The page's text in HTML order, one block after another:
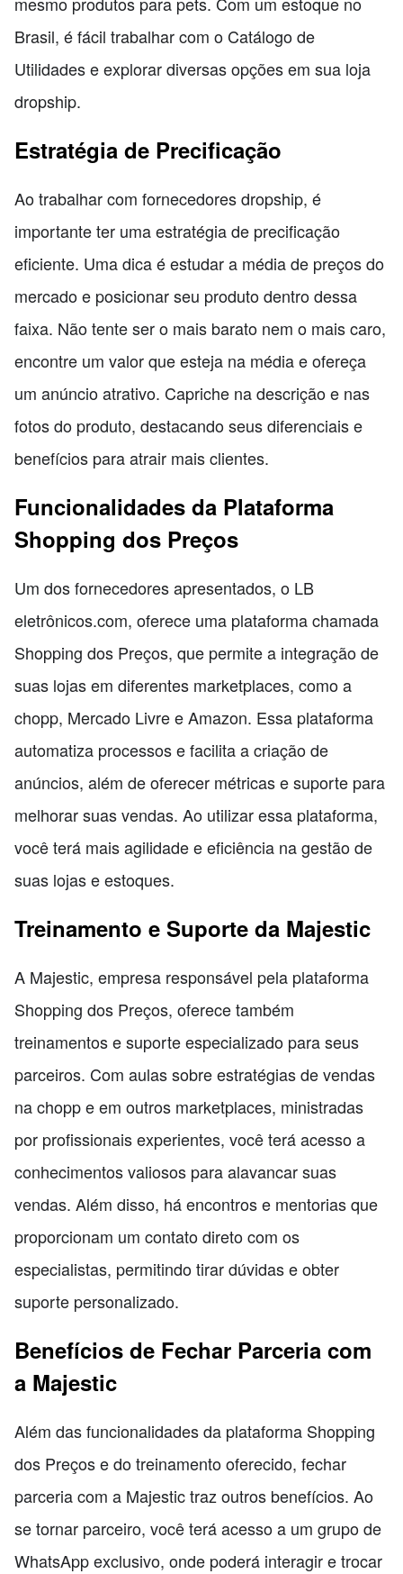
Brasil, é fácil trabalhar com o Catálogo de
Utilidades e explorar diversas opções em sua loja
dropship.
Estratégia de Precificação
Ao trabalhar com fornecedores dropship, é
importante ter uma estratégia de precificação
eficiente. Uma dica é estudar a média de preços do
mercado e posicionar seu produto dentro dessa
faixa. Não tente ser o mais barato nem o mais caro,
encontre um valor que esteja na média e ofereça
um anúncio atrativo. Capriche na descrição e nas
fotos do produto, destacando seus diferenciais e
benefícios para atrair mais clientes.
Funcionalidades da Plataforma
Shopping dos Preços
Um dos fornecedores apresentados, o LB
eletrônicos.com, oferece uma plataforma chamada
Shopping dos Preços, que permite a integração de
suas lojas em diferentes marketplaces, como a
chopp, Mercado Livre e Amazon. Essa plataforma
automatiza processos e facilita a criação de
anúncios, além de oferecer métricas e suporte para
melhorar suas vendas. Ao utilizar essa plataforma,
você terá mais agilidade e eficiência na gestão de
suas lojas e estoques.
Treinamento e Suporte da Majestic
A Majestic, empresa responsável pela plataforma
Shopping dos Preços, oferece também
treinamentos e suporte especializado para seus
parceiros. Com aulas sobre estratégias de vendas
na chopp e em outros marketplaces, ministradas
por profissionais experientes, você terá acesso a
conhecimentos valiosos para alavancar suas
vendas. Além disso, há encontros e mentorias que
proporcionam um contato direto com os
especialistas, permitindo tirar dúvidas e obter
suporte personalizado.
Benefícios de Fechar Parceria com
a Majestic
Além das funcionalidades da plataforma Shopping
dos Preços e do treinamento oferecido, fechar
parceria com a Majestic traz outros benefícios. Ao
se tornar parceiro, você terá acesso a um grupo de
WhatsApp exclusivo, onde poderá interagir e trocar